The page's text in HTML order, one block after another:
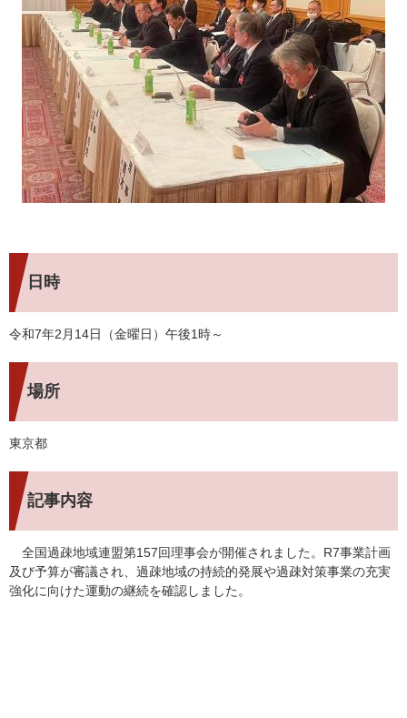
日時
令和7年2月14日（金曜日）午後1時～
場所
東京都
記事内容
全国過疎地域連盟第157回理事会が開催されました。R7事業計画
及び予算が審議され、過疎地域の持続的発展や過疎対策事業の充実
強化に向けた運動の継続を確認しました。